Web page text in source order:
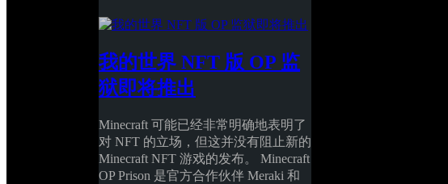
我的世界 NFT 版 OP 监
狱即将推出
Minecraft 可能已经非常明确地表明了
对 NFT 的立场，但这并没有阻止新的
Minecraft NFT 游戏的发布。 Minecraft
OP Prison 是官方合作伙伴 Meraki 和